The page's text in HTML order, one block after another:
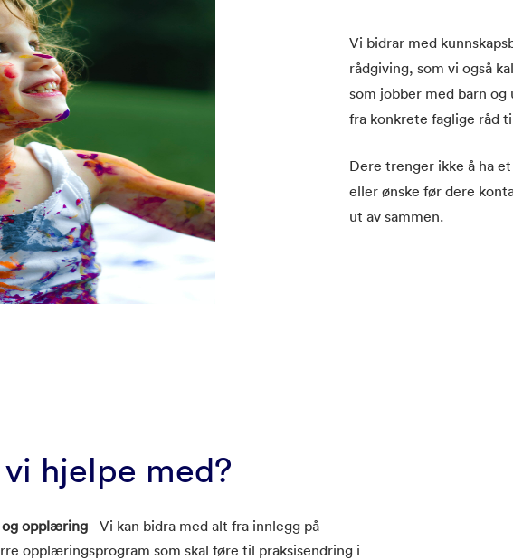
Vi bidrar med
rådgiving, som vi også
som jobber med barn og
fra konkrete faglige råd
Dere trenger ikke å ha
eller ønske før dere
ut av sammen.
hjelpe med?
og opplæring - Vi kan bidra med alt fra innlegg på
opplæringsprogram som skal føre til praksisendring i